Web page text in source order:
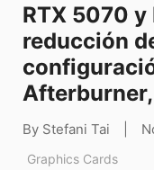
RTX 5070
reducción
By Stefani Tai
Graphics Cards